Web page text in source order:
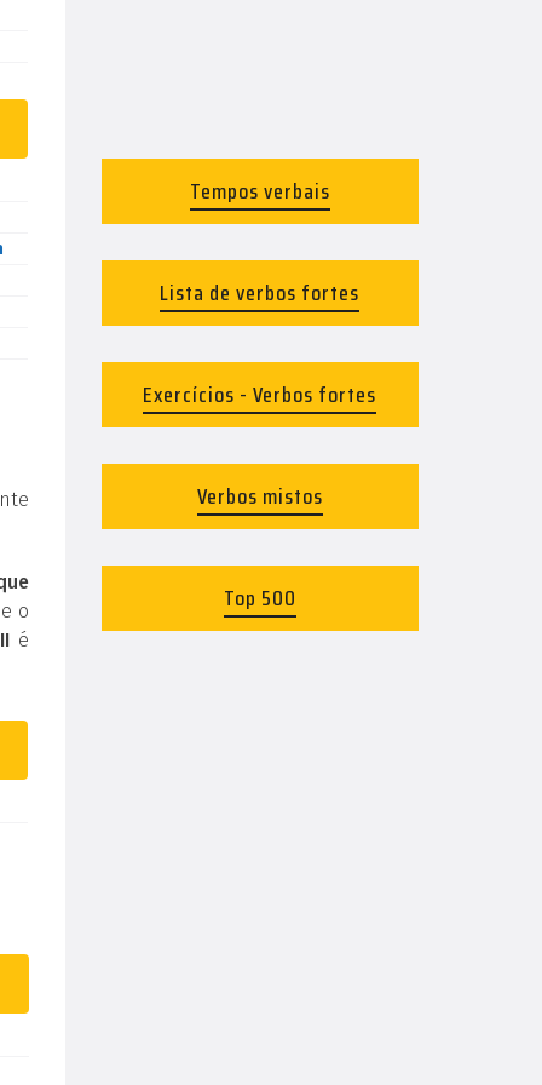
o
é
Tempos verbais
Lista de verbos fortes
Exercícios - Verbos fortes
Verbos mistos
Top 500